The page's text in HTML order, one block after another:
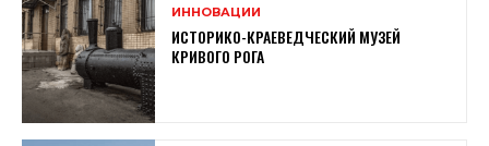
ИННОВАЦИИ
ИСТОРИКО-КРАЕВЕДЧЕСКИЙ МУЗЕЙ
КРИВОГО РОГА